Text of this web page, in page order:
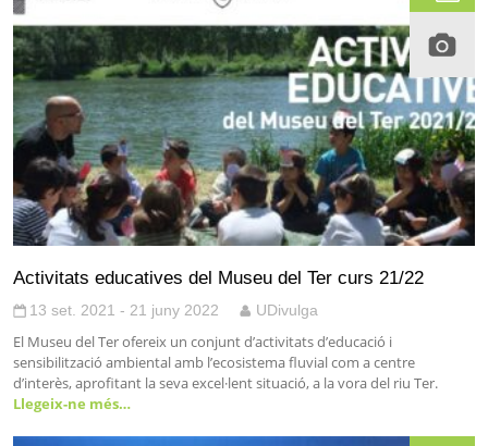
Activitats educatives del Museu del Ter curs 21/22
13 set. 2021 - 21 juny 2022 UDivulga
El Museu del Ter ofereix un conjunt d’activitats d’educació i
sensibilització ambiental amb l’ecosistema fluvial com a centre
d’interès, aprofitant la seva excel·lent situació, a la vora del riu Ter.
Llegeix-ne més…